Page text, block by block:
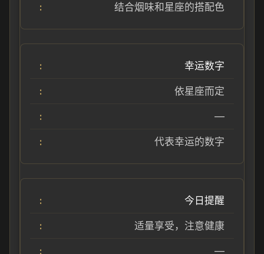
结合烟味和星座的搭配色
幸运数字
依星座而定
—
代表幸运的数字
今日提醒
适量享受，注意健康
—